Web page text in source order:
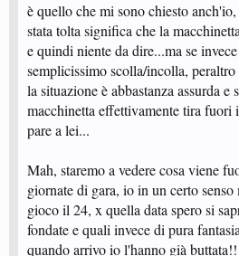
è quello che mi sono chiesto
stata tolta significa che la
e quindi niente da dire...ma se
semplicissimo scolla/incolla,
la situazione è abbastanza assurda e
macchinetta effettivamente tira fuori
pare a lei...
Mah, staremo a vedere cosa viene
giornate di gara, io in un certo
gioco il 24, x quella data spero si
fondate e quali invece di pura
quando arrivo io l'hanno già